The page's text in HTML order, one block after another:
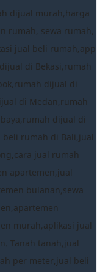
dijual murah,harga
rumah, sewa rumah,
jual beli rumah,app
di Bekasi,rumah
dijual di
di Medan,rumah
dijual di
rumah di Bali,jual
jual rumah
apartemen,jual
bulanan,sewa
murah,aplikasi jual
Tanah tanah,jual
per meter,jual beli